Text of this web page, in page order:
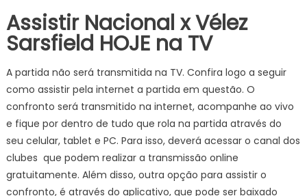
Assistir Nacional x Vélez
Sarsfield HOJE na TV
A partida não será transmitida na TV. Confira logo a seguir
como assistir pela internet a partida em questão. O
confronto será transmitido na internet, acompanhe ao vivo
e fique por dentro de tudo que rola na partida através do
seu celular, tablet e PC. Para isso, deverá acessar o canal dos
clubes que podem realizar a transmissão online
gratuitamente. Além disso, outra opção para assistir o
confronto, é através do aplicativo, que pode ser baixado